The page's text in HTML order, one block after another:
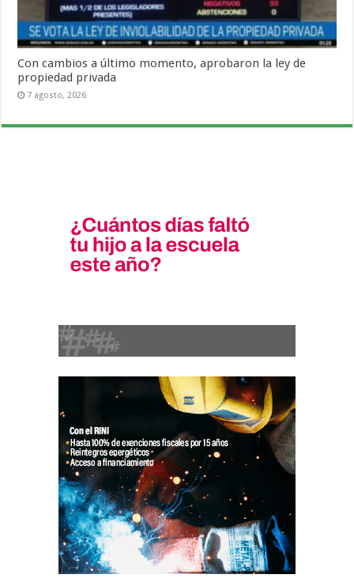
Con cambios a último momento, aprobaron la ley de
propiedad privada
7 agosto, 2026